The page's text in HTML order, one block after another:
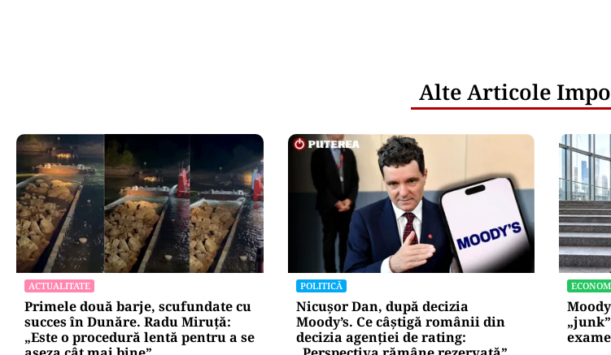
Alte Articole
ACTUALITATE
Primele două barje, scufundate cu
succes în Dunăre. Radu Miruță:
„Este o procedură lentă pentru a se
POLITICĂ
Nicușor Dan, după decizia
Moody’s. Ce câștigă românii din
decizia agenției de rating: